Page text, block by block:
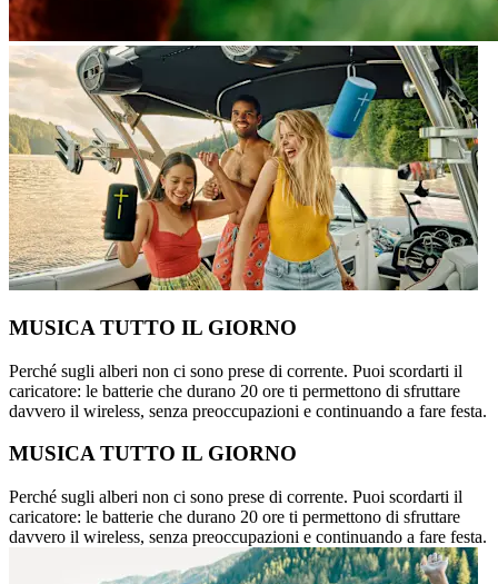
MUSICA TUTTO IL GIORNO
Perché sugli alberi non ci sono prese di corrente. Puoi scordarti il
caricatore: le batterie che durano 20 ore ti permettono di sfruttare
davvero il wireless, senza preoccupazioni e continuando a fare festa.
MUSICA TUTTO IL GIORNO
Perché sugli alberi non ci sono prese di corrente. Puoi scordarti il
caricatore: le batterie che durano 20 ore ti permettono di sfruttare
davvero il wireless, senza preoccupazioni e continuando a fare festa.